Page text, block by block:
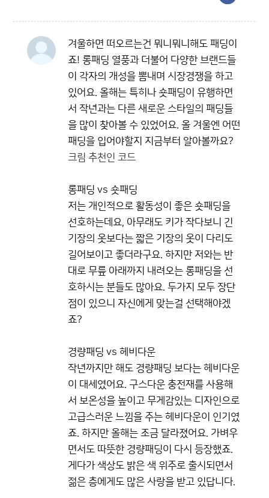
겨울하면 떠오르는건 뭐니뭐니해도 패딩이
죠! 롱패딩 열풍과 더불어 다양한 브랜드들
이 각자의 개성을 뽐내며 시장경쟁을 하고
있어요. 올해는 특히나 숏패딩이 유행하면
서 작년과는 다른 새로운 스타일의 패딩들
을 많이 찾아볼 수 있었어요. 올 겨울엔 어떤
패딩을 입어야할지 지금부터 알아볼까요?
크림 추천인 코드
롱패딩 vs 숏패딩
저는 개인적으로 활동성이 좋은 숏패딩을
선호하는데요, 아무래도 키가 작다보니 긴
기장의 옷보다는 짧은 기장의 옷이 다리도
길어보이고 좋더라구요. 하지만 저와는 반
대로 무릎 아래까지 내려오는 롱패딩을 선
호하시는 분들도 많아요. 두가지 모두 장단
점이 있으니 자신에게 맞는걸 선택해야겠
죠?
경량패딩 vs 헤비다운
작년까지만 해도 경량패딩 보다는 헤비다운
이 대세였어요. 구스다운 충전재를 사용해
서 보온성을 높이고 무게감있는 디자인으로
고급스러운 느낌을 주는 헤비다운이 인기였
죠. 하지만 올해는 조금 달라졌어요. 가벼우
면서도 따뜻한 경량패딩이 다시 등장했죠.
게다가 색상도 밝은 색 위주로 출시되면서
젊은 층에게도 많은 사랑을 받고 있답니다.